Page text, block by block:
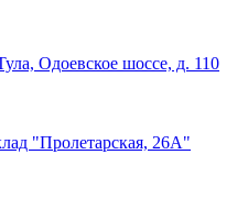
Одоевское шоссе, д. 110
"Пролетарская, 26А"